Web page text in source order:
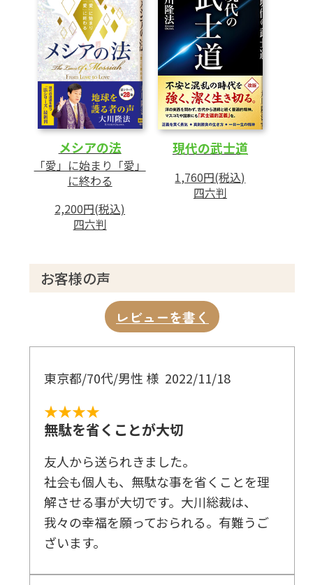
メシアの法
「愛」に始まり「愛」
に終わる
2,200円(税込)
四六判
現代の武士道
1,760円(税込)
四六判
お客様の声
レビューを書く
東京都/70代/男性 様 2022/11/18
★★★★
無駄を省くことが大切
友人から送られきました。
社会も個人も、無駄な事を省くことを理
解させる事が大切です。大川総裁は、
我々の幸福を願っておられる。有難うご
ざいます。